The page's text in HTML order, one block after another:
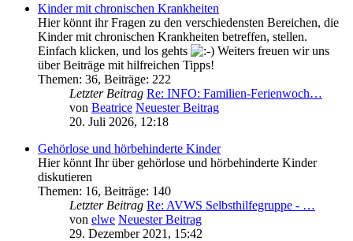
Kinder mit chronischen Krankheiten
Hier könnt ihr Fragen zu den verschiedensten Bereichen, die
Kinder mit chronischen Krankheiten betreffen, stellen.
Einfach klicken, und los gehts
Weiters freuen wir uns
über Beiträge mit hilfreichen Tipps!
Themen: 36, Beiträge: 222
Letzter Beitrag Re: INFO: Familien-Ferienwoch…
von Beatrice Neuester Beitrag
20. Juli 2026, 12:18
Gehörlose und hörbehinderte Kinder
Hier könnt Ihr über gehörlose und hörbehinderte Kinder
diskutieren
Themen: 16, Beiträge: 140
Letzter Beitrag Re: AVWS Selbsthilfegruppe - …
von elwe Neuester Beitrag
29. Dezember 2021, 15:42